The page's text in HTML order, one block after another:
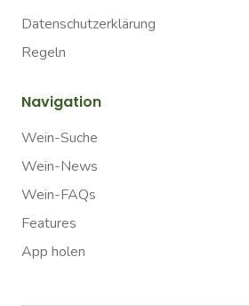
Datenschutzerklärung
Regeln
Navigation
Wein-Suche
Wein-News
Wein-FAQs
Features
App holen